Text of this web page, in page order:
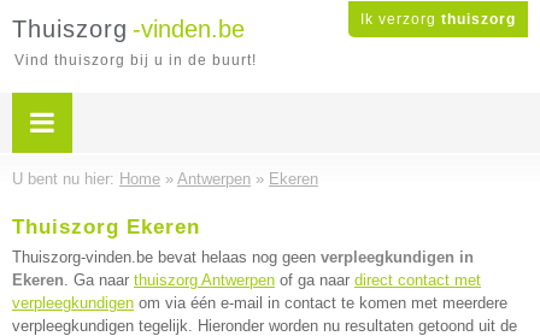
Ik verzorg thuiszorg
Thuiszorg -vinden.be
Vind thuiszorg bij u in de buurt!
U bent nu hier: Home » Antwerpen » Ekeren
Thuiszorg Ekeren
Thuiszorg-vinden.be bevat helaas nog geen verpleegkundigen in
Ekeren. Ga naar thuiszorg Antwerpen of ga naar direct contact met
verpleegkundigen om via één e-mail in contact te komen met meerdere
verpleegkundigen tegelijk. Hieronder worden nu resultaten getoond uit de